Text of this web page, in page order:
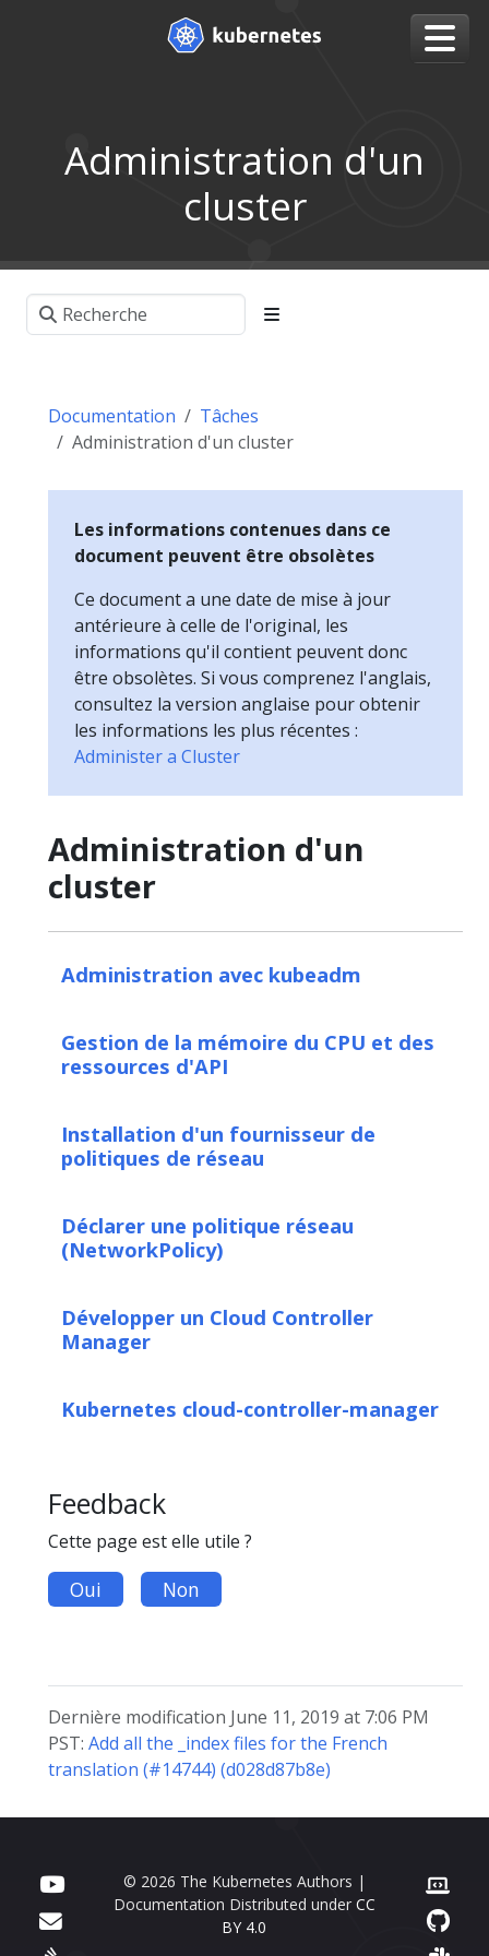
Administration d'un
cluster
Documentation
Tâches
Administration d'un cluster
Les informations contenues dans ce
document peuvent être obsolètes
Ce document a une date de mise à jour
antérieure à celle de l'original, les
informations qu'il contient peuvent donc
être obsolètes. Si vous comprenez l'anglais,
consultez la version anglaise pour obtenir
les informations les plus récentes :
Administer a Cluster
Administration d'un
cluster
Administration avec kubeadm
Gestion de la mémoire du CPU et des
ressources d'API
Installation d'un fournisseur de
politiques de réseau
Déclarer une politique réseau
(NetworkPolicy)
Développer un Cloud Controller
Manager
Kubernetes cloud-controller-manager
Feedback
Cette page est elle utile ?
Oui Non
Dernière modification June 11, 2019 at 7:06 PM
PST: Add all the _index files for the French
translation (#14744) (d028d87b8e)
© 2026 The Kubernetes Authors |
Documentation Distributed under CC
BY 4.0